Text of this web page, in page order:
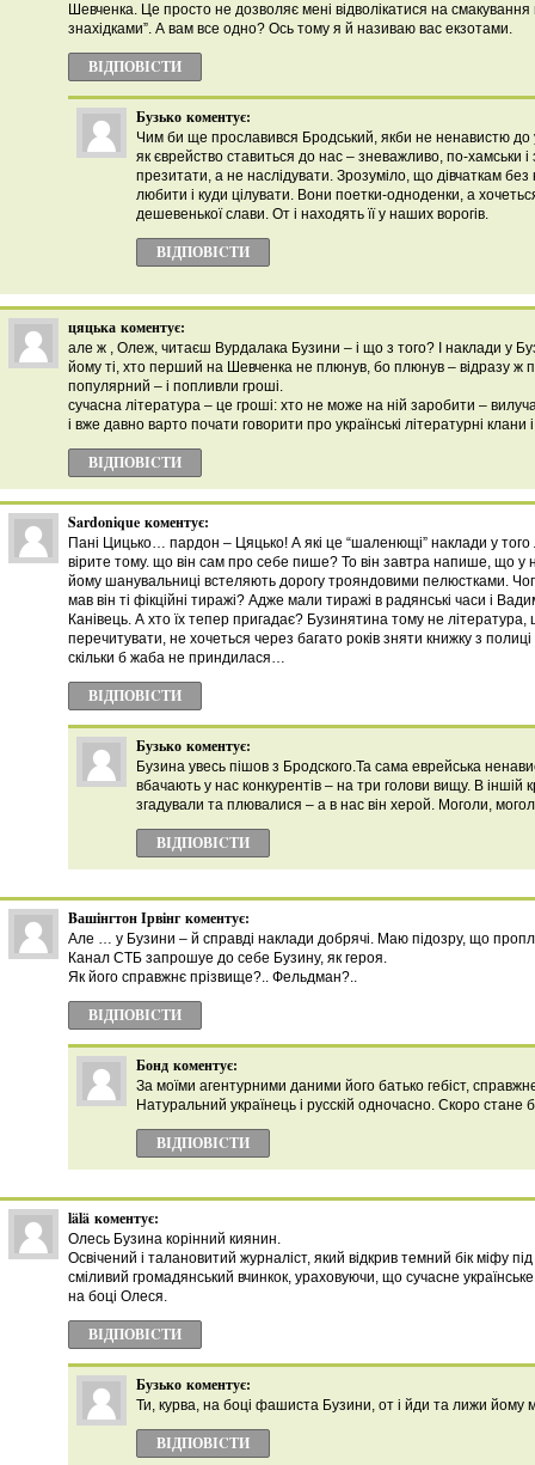
Шевченка. Це просто не дозволяє мені відволікатися на смакування
знахідками”. А вам все одно? Ось тому я й називаю вас екзотами.
ВІДПОВІCТИ
Бузько коментує:
Чим би ще прославився Бродський, якби не ненавистю до
як єврейство ставиться до нас – зневажливо, по-хамськи і
презитати, а не наслідувати. Зрозуміло, що дівчаткам без
любити і куди цілувати. Вони поетки-одноденки, а
дешевенької слави. От і находять її у наших ворогів.
ВІДПОВІCТИ
цяцька коментує:
але ж , Олеж, читаєш Вурдалака Бузини – і що з того? І наклади у
йому ті, хто перший на Шевченка не плюнув, бо плюнув – відразу ж
популярний – і попливли гроші.
сучасна література – це гроші: хто не може на ній заробити –
і вже давно варто почати говорити про українські літературні клани
ВІДПОВІCТИ
Sardonique коментує:
Пані Цицько… пардон – Цяцько! А які це “шаленющі” наклади у
вірите тому. що він сам про себе пише? То він завтра напише, що у
йому шанувальниці встеляють дорогу трояндовими пелюстками.
мав він ті фікційні тиражі? Адже мали тиражі в радянські часи і
Канівець. А хто їх тепер пригадає? Бузинятина тому не література,
перечитувати, не хочеться через багато років зняти книжку з
скільки б жаба не приндилася…
ВІДПОВІCТИ
Бузько коментує:
Бузина увесь пішов з Бродского.Та сама еврейська
вбачають у нас конкурентів – на три голови вищу. В іншій
згадували та плювалися – а в нас він херой. Моголи,
ВІДПОВІCТИ
Bашінгтон Ірвінг коментує:
Але … у Бузини – й справді наклади добрячі. Маю підозру, що
Канал СТБ запрошуе до себе Бузину, як героя.
Як його справжнє прізвище?.. Фельдман?..
ВІДПОВІCТИ
Бонд коментує:
За моїми агентурними даними його батько гебіст,
Натуральний українець і русскій одночасно. Скоро стане
ВІДПОВІCТИ
lälä коментує:
Олесь Бузина корінний киянин.
Освічений і талановитий журналіст, який відкрив темний бік міфу
сміливий громадянський вчинкок, ураховуючи, що сучасне
на боці Олеся.
ВІДПОВІCТИ
Бузько коментує:
Ти, курва, на боці фашиста Бузини, от і йди та лижи йому
ВІДПОВІCТИ